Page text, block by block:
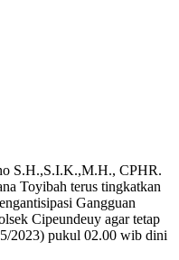
S.H.,S.I.K.,M.H., CPHR.
Toyibah terus tingkatkan
Gangguan
Cipeundeuy agar tetap
2023) pukul 02.00 wib dini